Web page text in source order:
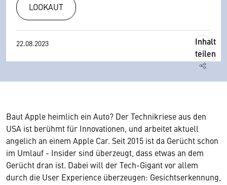
LOOKAUT
22.08.2023
Inhalt
teilen
Baut Apple heimlich ein Auto? Der Technikriese aus den
USA ist berühmt für Innovationen, und arbeitet aktuell
angelich an einem Apple Car. Seit 2015 ist da Gerücht schon
im Umlauf - Insider sind überzeugt, dass etwas an dem
Gerücht dran ist. Dabei will der Tech-Gigant vor allem
durch die User Experience überzeugen: Gesichtserkennung,